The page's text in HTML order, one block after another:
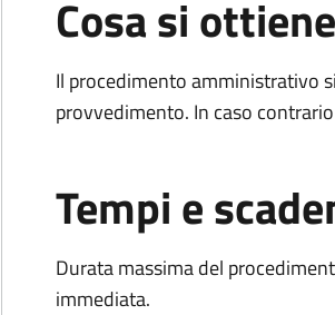
Cosa si ottiene
Il procedimento amministrativo
provvedimento. In caso
Tempi e
Durata massima del
immediata.